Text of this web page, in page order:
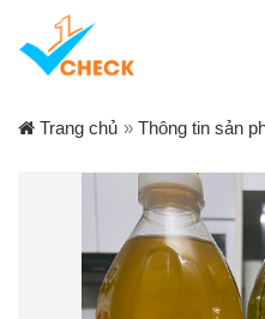
Trang chủ » Thông tin sản